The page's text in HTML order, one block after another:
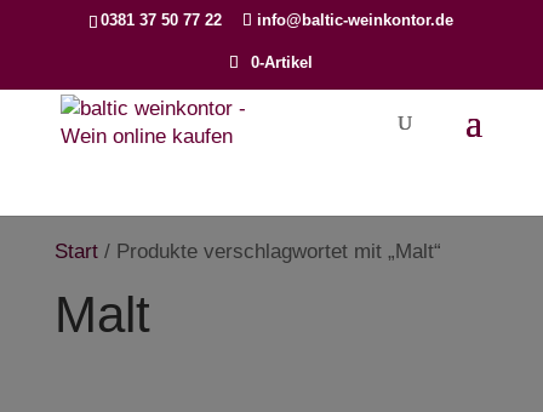
0381 37 50 77 22 info@baltic-weinkontor.de
0-Artikel
search
Start/ Produkte verschlagwortet mit „Malt“
Malt